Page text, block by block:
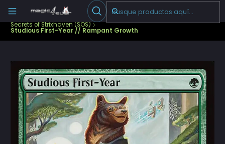
Escribenos
Cartas Sueltas Magic Standard
Secrets of Strixhaven (SOS)
Studious First-Year // Rampant Growth